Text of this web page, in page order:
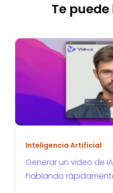
Te
Inteligencia Artificial
Generar un video de
hablando